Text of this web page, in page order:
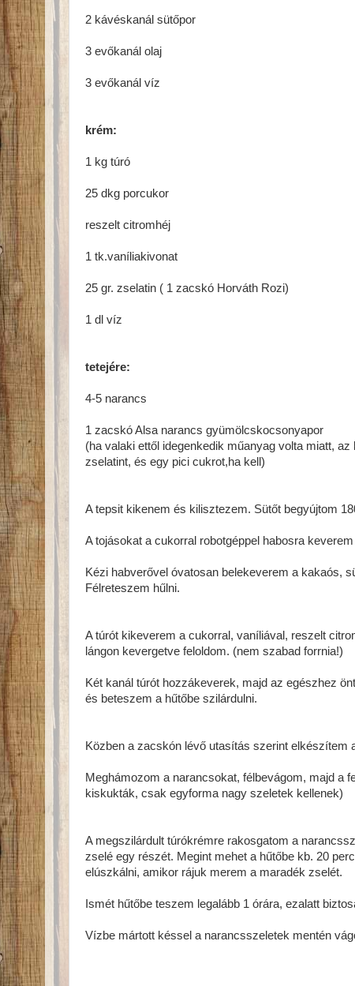
2 kávéskanál sütőpor
3 evőkanál olaj
3 evőkanál víz
krém:
1 kg túró
25 dkg porcukor
reszelt citromhéj
1 tk.vaníliakivonat
25 gr. zselatin ( 1 zacskó Horváth Rozi)
1 dl víz
tetejére:
4-5 narancs
1 zacskó Alsa narancs gyümölcskocsonyapor
(ha valaki ettől idegenkedik műanyag volta miatt,
zselatint, és egy pici cukrot,ha kell)
A tepsit kikenem és kilisztezem. Sütőt begyújtom
A tojásokat a cukorral robotgéppel habosra
Kézi habverővel óvatosan belekeverem a kakaós,
Félreteszem hűlni.
A túrót kikeverem a cukorral, vaníliával, reszelt
lángon kevergetve feloldom. (nem szabad forrnia!)
Két kanál túrót hozzákeverek, majd az egészhez
és beteszem a hűtőbe szilárdulni.
Közben a zacskón lévő utasítás szerint elkészítem
Meghámozom a narancsokat, félbevágom, majd a
kiskukták, csak egyforma nagy szeletek kellenek)
A megszilárdult túrókrémre rakosgatom a
zselé egy részét. Megint mehet a hűtőbe kb. 20
elúszkálni, amikor rájuk merem a maradék zselét.
Ismét hűtőbe teszem legalább 1 órára, ezalatt
Vízbe mártott késsel a narancsszeletek mentén